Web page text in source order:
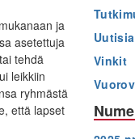
ja
asetettuja
tehdä
leikkiin
ryhmästä
että lapset
Uutisia
Vinkit